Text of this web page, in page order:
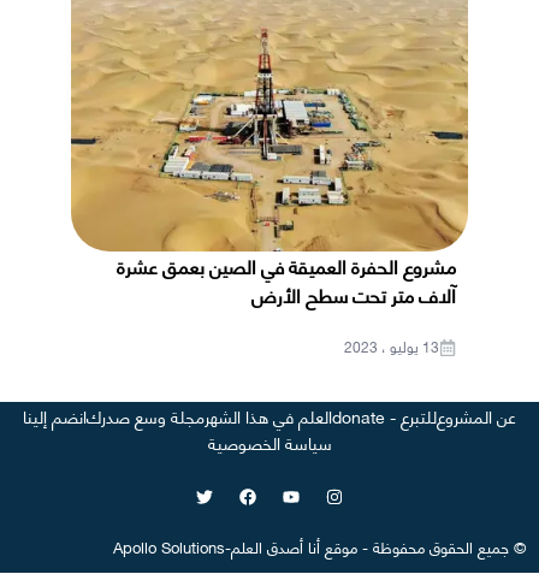
مشروع الحفرة العميقة في الصين بعمق عشرة
آلاف متر تحت سطح الأرض
13 يوليو ، 2023
عن المشروعللتبرع - donate العلم في هذا الشهرمجلة وسع صدركانضم إلينا
سياسة الخصوصية
©جميع الحقوق محفوظة-موقعأنا أصدق العلم-
Apollo Solutions